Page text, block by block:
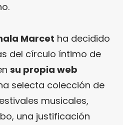
Marcet ha decidido
del círculo íntimo de
su propia web
selecta colección de
musicales,
una justificación